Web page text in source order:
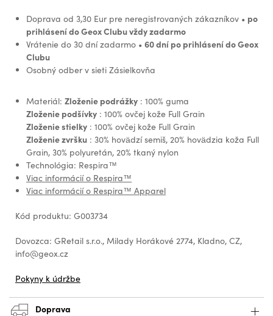
Doprava od 3,30 Eur pre neregistrovaných zákazníkov • po
prihlásení do Geox Clubu vždy zadarmo
Vrátenie do 30 dní zadarmo • 60 dní po prihlásení do Geox
Clubu
Osobný odber v sieti Zásielkovňa
Materiál: Zloženie podrážky : 100% guma
Zloženie podšívky : 100% ovčej kože Full Grain
Zloženie stielky : 100% ovčej kože Full Grain
Zloženie zvršku : 30% hovädzí semiš, 20% hovädzia koža Full
Grain, 30% polyuretán, 20% tkaný nylon
Technológia: Respira™
Viac informácií o Respira™
Viac informácií o Respira™ Apparel
Kód produktu: G003734
Dovozca: GRetail s.r.o., Milady Horákové 2774, Kladno, CZ,
info@geox.cz
Pokyny k údržbe
Doprava